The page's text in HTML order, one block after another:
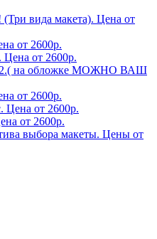
вида макета). Цена от
от 2600р.
от 2600р.
2.( на обложке МОЖНО ВАШ
от 2600р.
от 2600р.
от 2600р.
выбора макеты. Цены от